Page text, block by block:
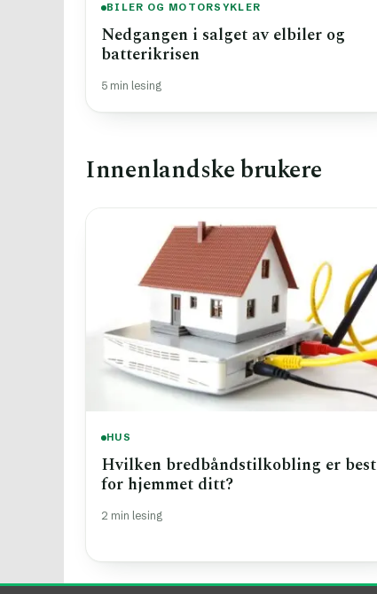
BILER OG MOTORSYKLER
Nedgangen i salget av elbiler og
batterikrisen
5 min lesing
Innenlandske brukere
HUS
Hvilken bredbåndstilkobling er best
for hjemmet ditt?
2 min lesing